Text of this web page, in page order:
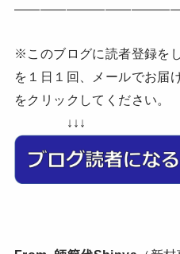
※このブログに読者登録を
を１日１回、メールでお届
をクリックしてください。
↓↓↓